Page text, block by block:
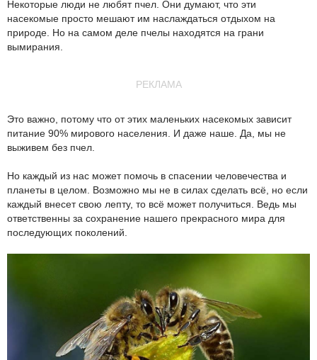
Некоторые люди не любят пчел. Они думают, что эти
насекомые просто мешают им наслаждаться отдыхом на
природе. Но на самом деле пчелы находятся на грани
вымирания.
РЕКЛАМА
Это важно, потому что от этих маленьких насекомых зависит
питание 90% мирового населения. И даже наше. Да, мы не
выживем без пчел.
Но каждый из нас может помочь в спасении человечества и
планеты в целом. Возможно мы не в силах сделать всё, но если
каждый внесет свою лепту, то всё может получиться. Ведь мы
ответственны за сохранение нашего прекрасного мира для
последующих поколений.